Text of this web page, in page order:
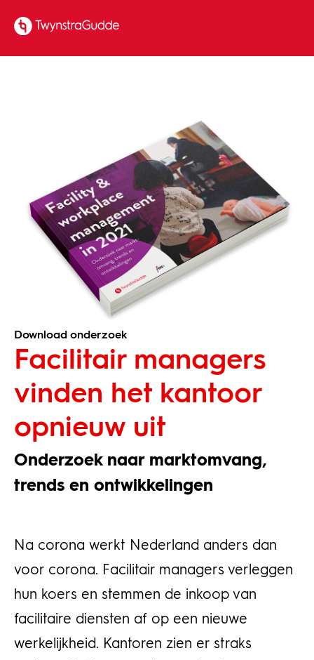
Download onderzoek
Facilitair managers
vinden het kantoor
opnieuw uit
Onderzoek naar marktomvang,
trends en ontwikkelingen
Na corona werkt Nederland anders dan
voor corona. Facilitair managers verleggen
hun koers en stemmen de inkoop van
facilitaire diensten af op een nieuwe
werkelijkheid. Kantoren zien er straks